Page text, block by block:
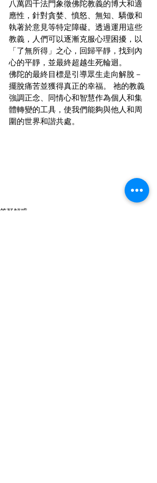
八萬四千法門象徵佛陀教義的博大和適
應性，針對貪婪、憤怒、無知、驕傲和
執著於意見等特定障礙。透過運用這些
教義，人們可以逐漸克服心理困擾，以
「了無所得」之心，回歸平靜，找到內
心的平靜，並最終超越生死輪迴。
佛陀的最終目標是引導眾生走向解脫－
擺脫痛苦並獲得真正的幸福。 祂的教義
強調正念、同情心和智慧作為個人和集
體轉變的工具，使我們能夠與他人和周
圍的世界和諧共處。
答疑解惑